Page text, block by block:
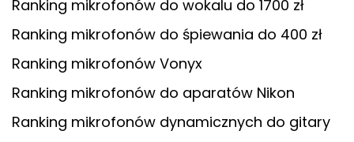
Ranking mikrofonów do wokalu do 1700 zł
Ranking mikrofonów do śpiewania do 400 zł
Ranking mikrofonów Vonyx
Ranking mikrofonów do aparatów Nikon
Ranking mikrofonów dynamicznych do gitary